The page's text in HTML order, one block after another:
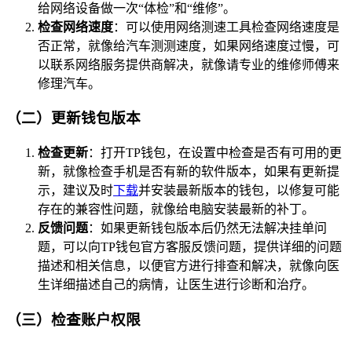
给网络设备做一次“体检”和“维修”。
检查网络速度：可以使用网络测速工具检查网络速度是
否正常，就像给汽车测测速度，如果网络速度过慢，可
以联系网络服务提供商解决，就像请专业的维修师傅来
修理汽车。
（二）更新钱包版本
检查更新：打开TP钱包，在设置中检查是否有可用的更
新，就像检查手机是否有新的软件版本，如果有更新提
示，建议及时下载并安装最新版本的钱包，以修复可能
存在的兼容性问题，就像给电脑安装最新的补丁。
反馈问题：如果更新钱包版本后仍然无法解决挂单问
题，可以向TP钱包官方客服反馈问题，提供详细的问题
描述和相关信息，以便官方进行排查和解决，就像向医
生详细描述自己的病情，让医生进行诊断和治疗。
（三）检查账户权限